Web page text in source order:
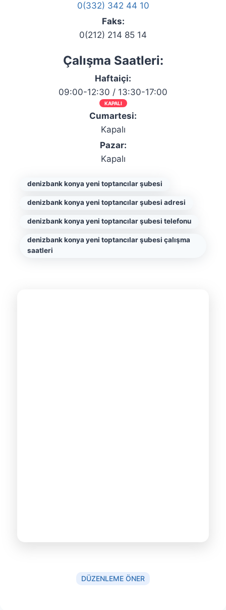
0(332) 342 44 10
Faks:
0(212) 214 85 14
Çalışma Saatleri:
Haftaiçi:
09:00-12:30 / 13:30-17:00
KAPALI
Cumartesi:
Kapalı
Pazar:
Kapalı
denizbank konya yeni toptancılar şubesi
denizbank konya yeni toptancılar şubesi adresi
denizbank konya yeni toptancılar şubesi telefonu
denizbank konya yeni toptancılar şubesi çalışma
saatleri
DÜZENLEME ÖNER